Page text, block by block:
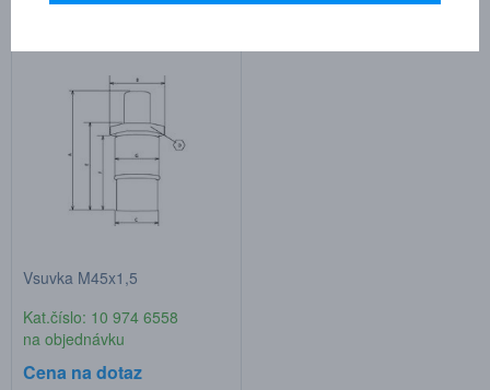
Cena na dotaz Cena na dotaz
Vsuvka M45x1,5
Kat.číslo: 10 974 6558
na objednávku
Cena na dotaz